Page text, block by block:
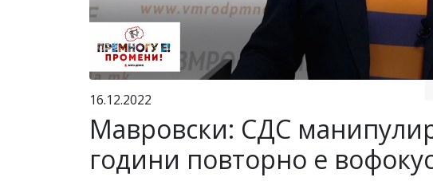
16.12.2022
Мавровски: СДС
години повторно е